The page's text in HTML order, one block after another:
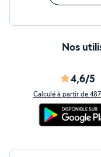
Nos
4,6/5
Calculé à partir de